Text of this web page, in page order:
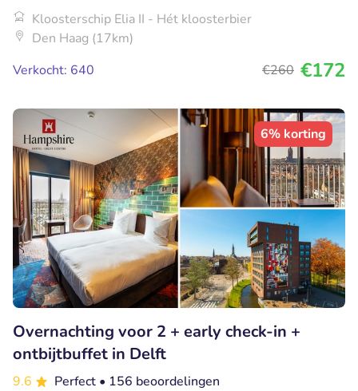
Kloosterschip Elia II - Hét kloosterbier
Den Haag (17km)
Verkocht: 640
€260 €172
6% korting
Overnachting voor 2 + early check-in +
ontbijtbuffet in Delft
9.6 Perfect • 156 beoordelingen